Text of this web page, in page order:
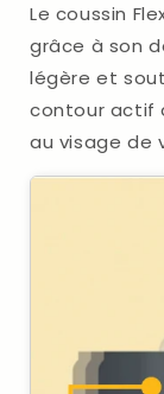
Le coussin
grâce à son
légère et
contour actif
au visage de